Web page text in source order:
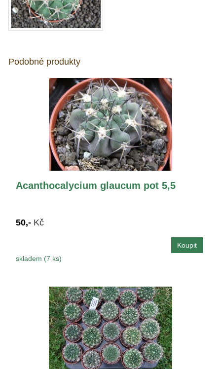
Podobné produkty
Acanthocalycium glaucum pot 5,5
50,- Kč
skladem (7 ks)